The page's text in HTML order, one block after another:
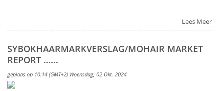
Lees Meer
SYBOKHAARMARKVERSLAG/MOHAIR MARKET
REPORT ......
geplaas op 10:14 (GMT+2) Woensdag, 02 Okt. 2024